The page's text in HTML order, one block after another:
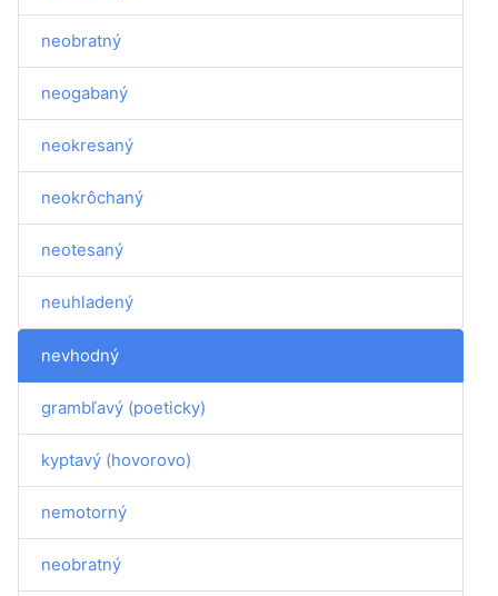
neobratný
neogabaný
neokresaný
neokrôchaný
neotesaný
neuhladený
nevhodný
grambľavý (poeticky)
kyptavý (hovorovo)
nemotorný
neobratný